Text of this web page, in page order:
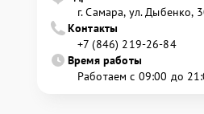
г. Самара, ул. Дыбенко,
Контакты
+7 (846) 219-26-84
Время работы
Работаем с 09:00 до